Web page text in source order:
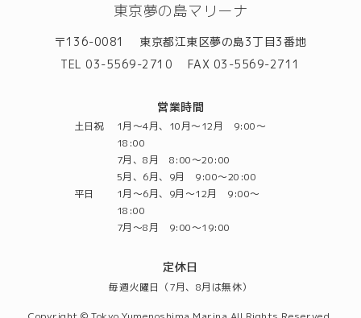
東京夢の島マリーナ
〒136-0081
東京都江東区夢の島3丁目3番地
TEL 03-5569-2710
FAX 03-5569-2711
営業時間
土日祝
1月～4月、10月～12月 9:00～
18:00
7月、8月 8:00～20:00
5月、6月、9月 9:00～20:00
平日
1月～6月、9月～12月 9:00～
18:00
7月～8月 9:00～19:00
定休日
毎週火曜日（7月、8月は無休）